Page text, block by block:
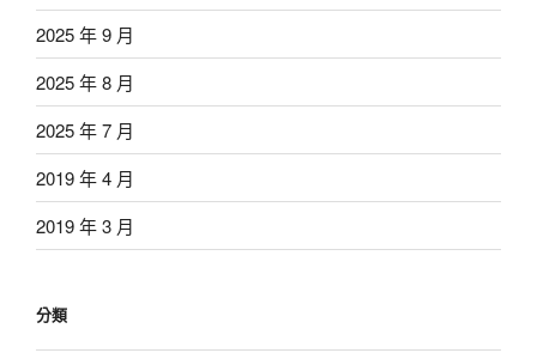
2025 年 9 月
2025 年 8 月
2025 年 7 月
2019 年 4 月
2019 年 3 月
分類